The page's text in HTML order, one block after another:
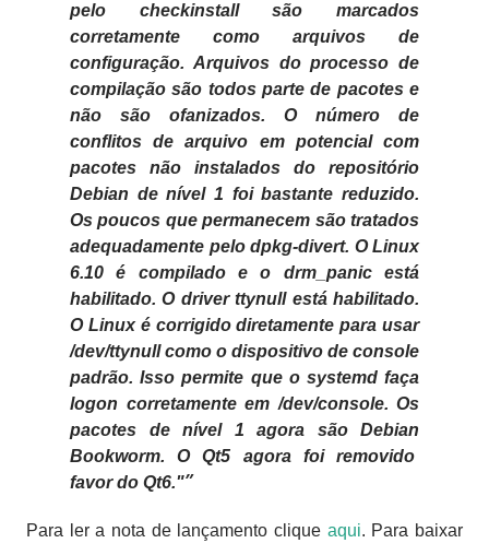
pelo checkinstall são marcados
corretamente como arquivos de
configuração. Arquivos do processo de
compilação são todos parte de pacotes e
não são ofanizados. O número de
conflitos de arquivo em potencial com
pacotes não instalados do repositório
Debian de nível 1 foi bastante reduzido.
Os poucos que permanecem são tratados
adequadamente pelo dpkg-divert. O Linux
6.10 é compilado e o drm_panic está
habilitado. O driver ttynull está habilitado.
O Linux é corrigido diretamente para usar
/dev/ttynull como o dispositivo de console
padrão. Isso permite que o systemd faça
logon corretamente em /dev/console. Os
pacotes de nível 1 agora são Debian
Bookworm. O Qt5 agora foi removido
favor do Qt6."
Para ler a nota de lançamento clique aqui. Para baixar